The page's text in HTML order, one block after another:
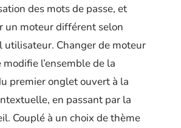
des mots de passe, et
un moteur différent selon
utilisateur. Changer de moteur
l’ensemble de la
premier onglet ouvert à la
en passant par la
Couplé à un choix de thème